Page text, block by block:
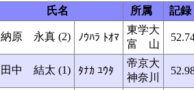
氏名 所属 記録
納原 永真 (2) ﾉｳﾊﾗ ﾄｵﾏ
東学大
富 山
田中 結太 (1) ﾀﾅｶ ﾕｳﾀ
帝京大
神奈川